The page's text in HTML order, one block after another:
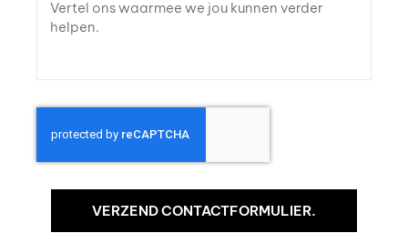
VERZEND CONTACTFORMULIER.